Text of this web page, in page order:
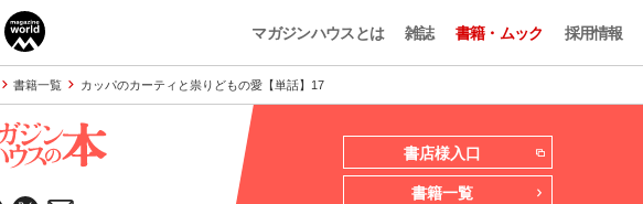
マガジンハウスとは 雑誌 書籍・ムック 採用情報
書籍一覧 カッパのカーティと祟りどもの愛【単話】17
書店様入口
書籍一覧